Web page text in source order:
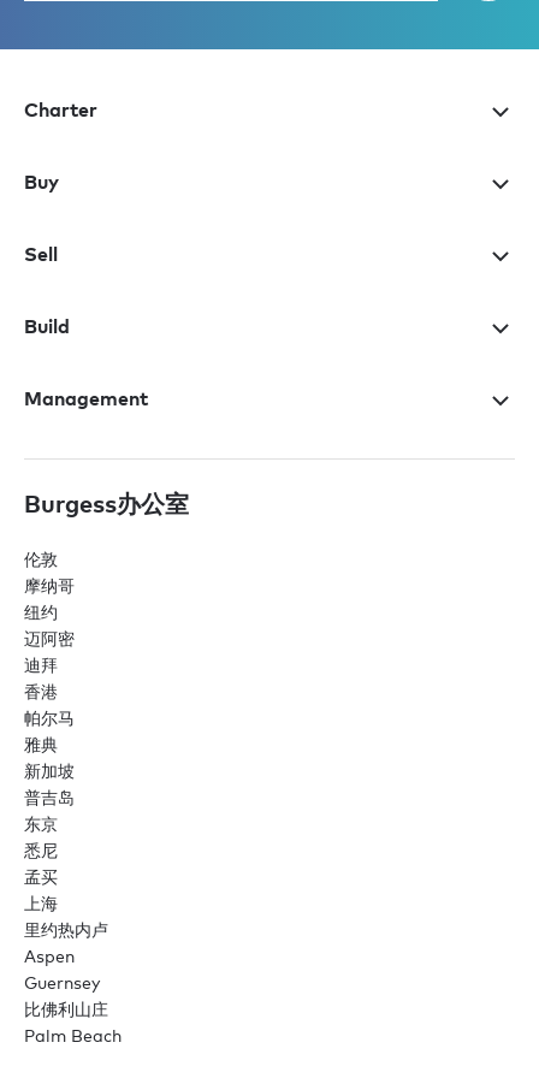
Charter
Buy
Sell
Build
Management
Burgess办公室
伦敦
摩纳哥
纽约
迈阿密
迪拜
香港
帕尔马
雅典
新加坡
普吉岛
东京
悉尼
孟买
上海
里约热内卢
Aspen
Guernsey
比佛利山庄
Palm Beach